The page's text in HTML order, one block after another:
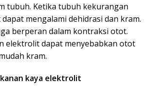
tubuh. Ketika tubuh kekurangan
mengalami dehidrasi dan kram.
berperan dalam kontraksi otot.
elektrolit dapat menyebabkan otot
kram.
kaya elektrolit